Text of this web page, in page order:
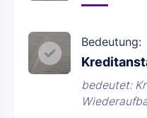
Bedeutung:
bedeutet: